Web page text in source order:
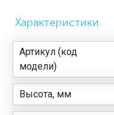
Характеристики
Артикул (код
модели)
Высота, мм